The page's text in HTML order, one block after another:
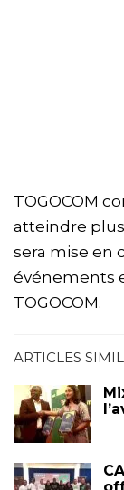
TOGOCOM
atteindre
sera mise en
événements
TOGOCOM.
ARTICLES